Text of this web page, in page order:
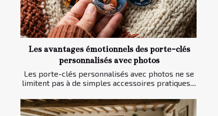
Les avantages émotionnels des porte-clés
personnalisés avec photos
Les porte-clés personnalisés avec photos ne se
limitent pas à de simples accessoires pratiques....